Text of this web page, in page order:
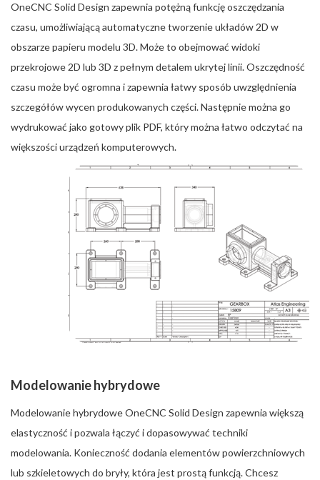
OneCNC Solid Design zapewnia potężną funkcję oszczędzania
czasu, umożliwiającą automatyczne tworzenie układów 2D w
obszarze papieru modelu 3D. Może to obejmować widoki
przekrojowe 2D lub 3D z pełnym detalem ukrytej linii. Oszczędność
czasu może być ogromna i zapewnia łatwy sposób uwzględnienia
szczegółów wycen produkowanych części. Następnie można go
wydrukować jako gotowy plik PDF, który można łatwo odczytać na
większości urządzeń komputerowych.
Modelowanie hybrydowe
Modelowanie hybrydowe OneCNC Solid Design zapewnia większą
elastyczność i pozwala łączyć i dopasowywać techniki
modelowania. Konieczność dodania elementów powierzchniowych
lub szkieletowych do bryły, która jest prostą funkcją. Chcesz